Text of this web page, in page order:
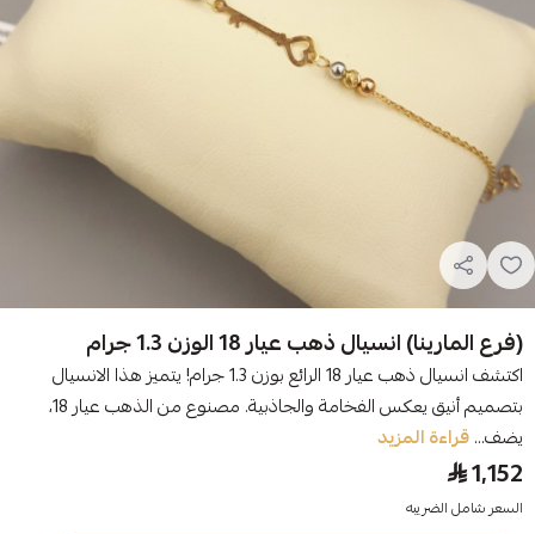
(فرع المارينا) انسيال ذهب عيار 18 الوزن 1.3 جرام
اكتشف انسيال ذهب عيار 18 الرائع بوزن 1.3 جرام! يتميز هذا الانسيال
بتصميم أنيق يعكس الفخامة والجاذبية. مصنوع من الذهب عيار 18،
يضف...قراءة المزيد
1,152
السعر شامل الضريبه